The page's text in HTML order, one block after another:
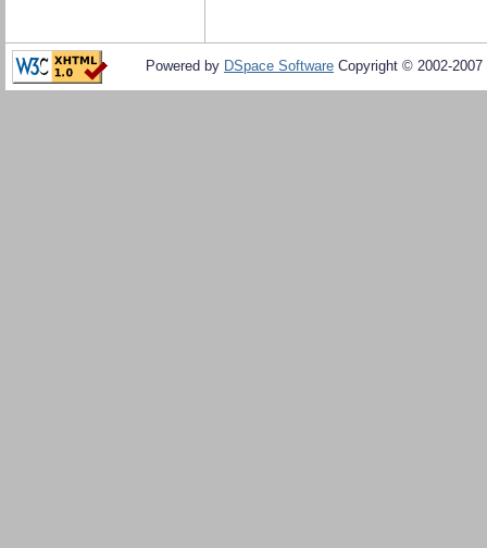
Powered by DSpace Software Copyright © 2002-2007